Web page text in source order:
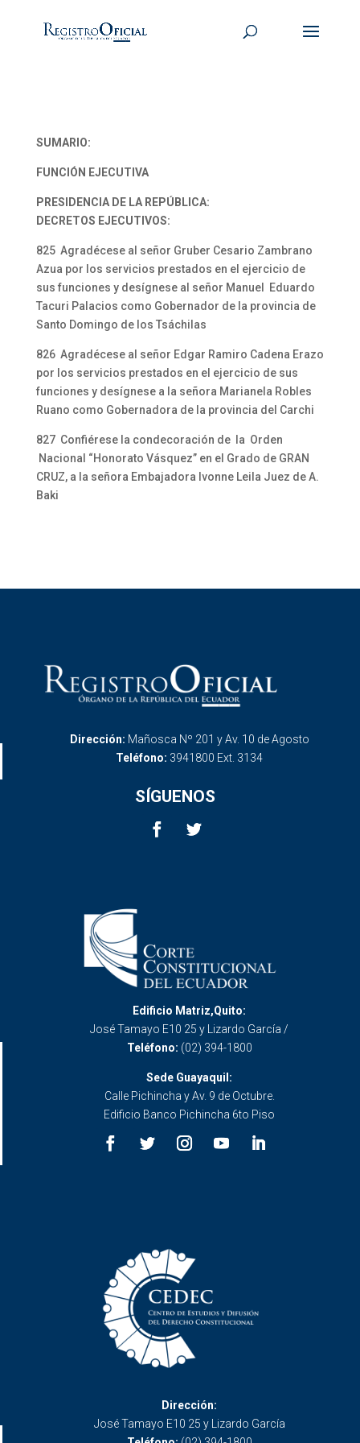
SUMARIO:
FUNCIÓN EJECUTIVA
PRESIDENCIA DE LA REPÚBLICA:
DECRETOS EJECUTIVOS:
825 Agradécese al señor Gruber Cesario Zambrano
Azua por los servicios prestados en el ejercicio de
sus funciones y desígnese al señor Manuel Eduardo
Tacuri Palacios como Gobernador de la provincia de
Santo Domingo de los Tsáchilas
826 Agradécese al señor Edgar Ramiro Cadena Erazo
por los servicios prestados en el ejercicio de sus
funciones y desígnese a la señora Marianela Robles
Ruano como Gobernadora de la provincia del Carchi
827 Confiérese la condecoración de la Orden
Nacional “Honorato Vásquez” en el Grado de GRAN
CRUZ, a la señora Embajadora Ivonne Leila Juez de A.
Baki
Dirección: Mañosca Nº 201 y Av. 10 de Agosto
Teléfono: 3941800 Ext. 3134
SÍGUENOS
Edificio Matriz,Quito:
José Tamayo E10 25 y Lizardo García /
Teléfono: (02) 394-1800
Sede Guayaquil:
Calle Pichincha y Av. 9 de Octubre.
Edificio Banco Pichincha 6to Piso
Dirección:
José Tamayo E10 25 y Lizardo García